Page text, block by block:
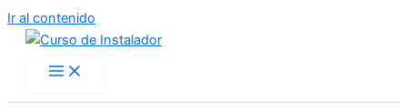
Ir al contenido